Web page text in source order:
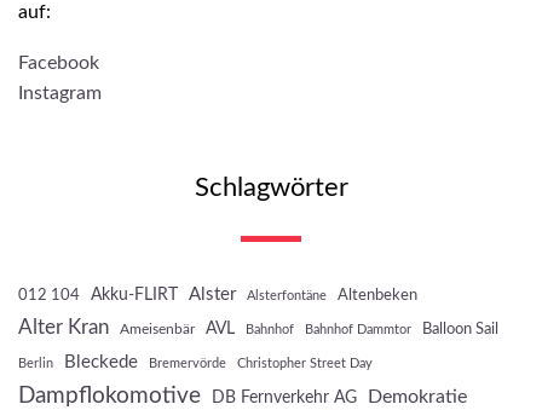
auf:
Facebook
Instagram
Schlagwörter
012 104 Akku-FLIRT Alster Alsterfontäne Altenbeken
Alter Kran Ameisenbär AVL Bahnhof Bahnhof Dammtor Balloon Sail
Berlin Bleckede Bremervörde Christopher Street Day
Dampflokomotive DB Fernverkehr AG Demokratie